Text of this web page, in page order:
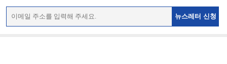
뉴스레터 신청